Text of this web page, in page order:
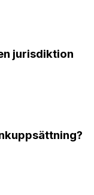
jurisdiktion